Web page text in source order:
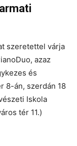
szeretettel várja
azaz
és
8-án, szerdán 18
Iskola
tér 11.)